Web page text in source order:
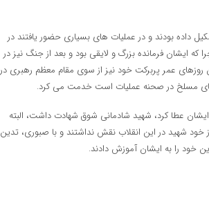
داده بودند و در عملیات های بسیاری حضور یافتند در
را فرماندهی تیپ ۳۲ قرار دادیم چرا که ایشان فرمانده بزرگ و لایقی بود و بعد از جنگ نیز در
عمر پربرکت خود نیز از سوی مقام معظم رهبری در
مسلخ در صحنه عملیات است خدمت می کرد.
ایشان عطا کرد، شهید شادمانی شوق شهادت داشت، البته
شهید در این انقلاب نقش نداشتند و با صبوری، تدین
خود را به ایشان آموزش دادند.